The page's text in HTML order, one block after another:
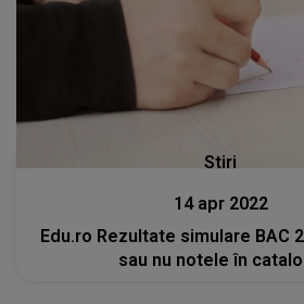
Stiri
14 apr 2022
Edu.ro Rezultate simulare BAC
sau nu notele în